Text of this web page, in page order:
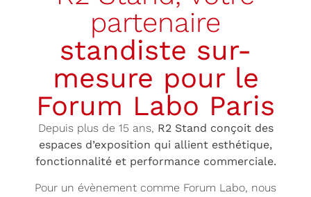
partenaire
standiste sur-
mesure pour le
Forum Labo Paris
Depuis plus de 15 ans, R2 Stand conçoit des
espaces d’exposition qui allient esthétique,
fonctionnalité et performance commerciale.
Pour un évènement comme Forum Labo, nous